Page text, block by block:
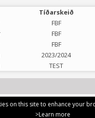
on this site to enhance your
>Learn more
Tíðarskeið
FBF
FBF
FBF
2023/2024
TEST